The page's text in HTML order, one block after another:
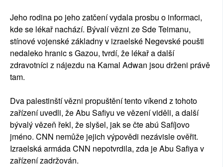
Jeho rodina po jeho zatčení vydala prosbu o informaci,
kde se lékař nachází. Bývalí vězni ze Sde Teimanu,
stínové vojenské základny v izraelské Negevské poušti
nedaleko hranic s Gazou, tvrdí, že lékař a další
zdravotníci z nájezdu na Kamal Adwan jsou drženi právě
tam.
Dva palestinští vězni propuštění tento víkend z tohoto
zařízení uvedli, že Abu Safiyu ve vězení viděli, a další
bývalý vězeň řekl, že slyšel, jak se čte abú Safíjovo
jméno. CNN nemůže jejich výpovědi nezávisle ověřit.
Izraelská armáda CNN nepotvrdila, zda je Abu Safiya v
zařízení zadržován.